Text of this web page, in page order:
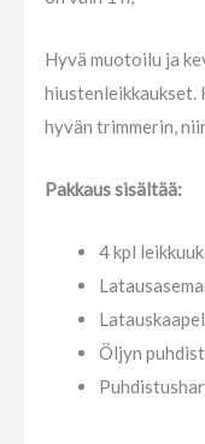
Hyvä muotoilu ja
hiustenleikkaukset.
hyvän trimmerin,
Pakkaus sisältää:
4 kpl
Öljyn